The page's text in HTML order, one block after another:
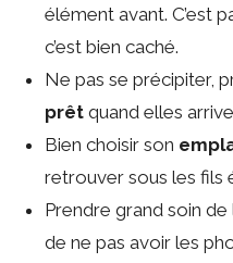
élément avant. C’est
c’est bien caché.
Ne pas se précipiter,
prêt quand elles
Bien choisir son
retrouver sous les fils
Prendre grand soin de
de ne pas avoir les